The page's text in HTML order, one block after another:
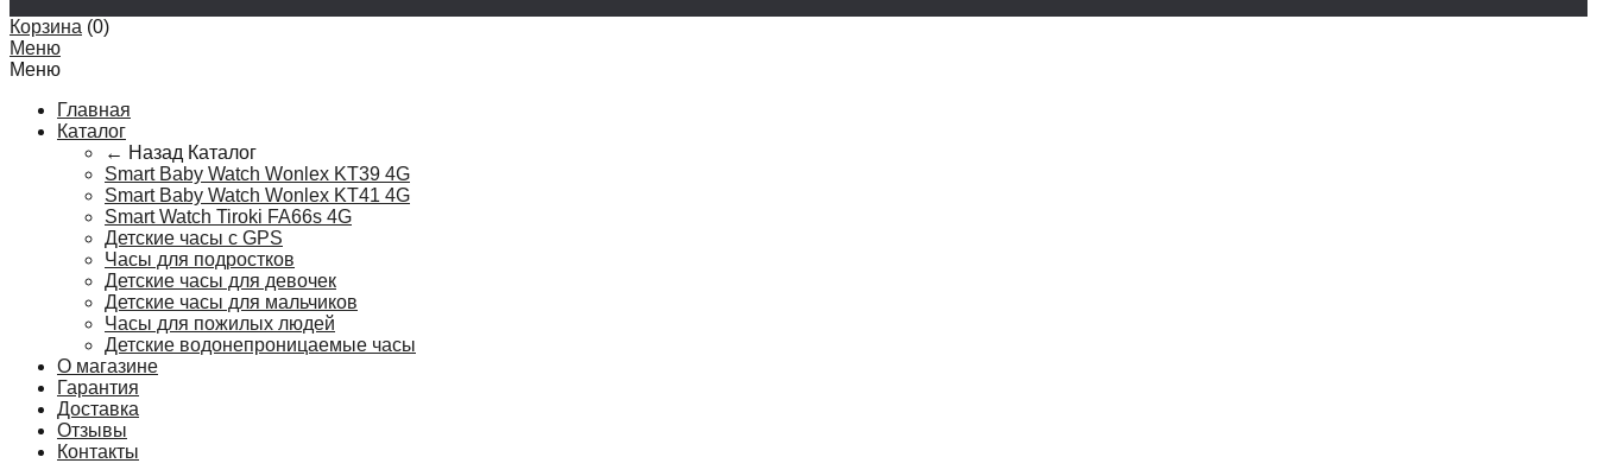
Корзина (0)
Меню
Меню
Главная
Каталог
← Назад Каталог
Smart Baby Watch Wonlex KT39 4G
Smart Baby Watch Wonlex KT41 4G
Smart Watch Tiroki FA66s 4G
Детские часы с GPS
Часы для подростков
Детские часы для девочек
Детские часы для мальчиков
Часы для пожилых людей
Детские водонепроницаемые часы
О магазине
Гарантия
Доставка
Отзывы
Контакты